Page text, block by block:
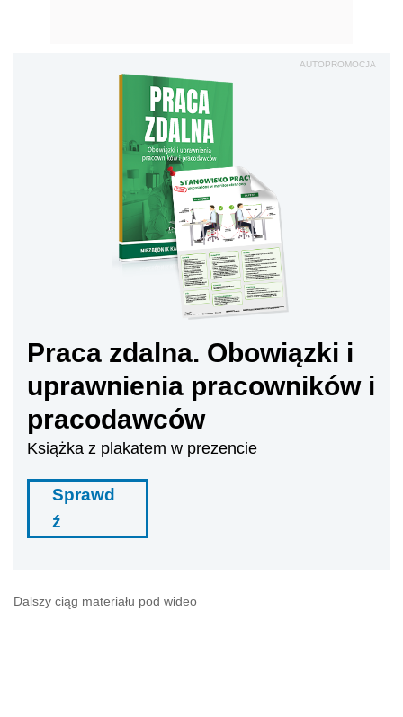
AUTOPROMOCJA
Praca zdalna. Obowiązki i
uprawnienia pracowników i
pracodawców
Książka z plakatem w prezencie
Sprawd
ź
Dalszy ciąg materiału pod wideo